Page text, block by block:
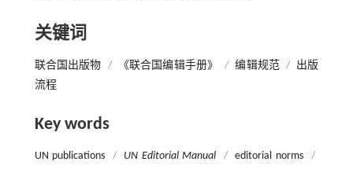
关键词
联合国出版物 / 《联合国编辑手册》 / 编辑规范 / 出版
流程
Key words
UN publications / UN Editorial Manual / editorial norms
/